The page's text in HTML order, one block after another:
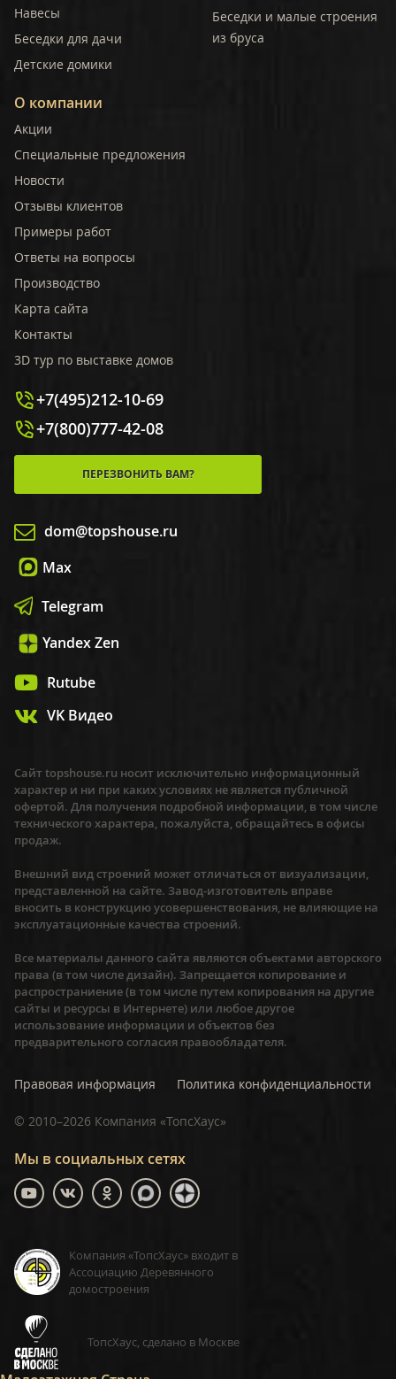
Навесы
Беседки для дачи
Детские домики
Беседки и малые строения
из бруса
О компании
Акции
Специальные предложения
Новости
Отзывы клиентов
Примеры работ
Ответы на вопросы
Производство
Карта сайта
Контакты
3D тур по выставке домов
+7(495)212-10-69
+7(800)777-42-08
ПЕРЕЗВОНИТЬ ВАМ?
dom@topshouse.ru
Max
Telegram
Yandex Zen
Rutube
VK Видео
Мы в социальных сетях
Компания «ТопсХаус» входит в
Ассоциацию Деревянного
домостроения
ТопсХаус, сделано в Москве
Сайт topshouse.ru носит исключительно информационный
характер и ни при каких условиях не является публичной
офертой. Для получения подробной информации, в том числе
технического характера, пожалуйста, обращайтесь в офисы
продаж.
Внешний вид строений может отличаться от визуализации,
представленной на сайте. Завод-изготовитель вправе
вносить в конструкцию усовершенствования, не влияющие на
эксплуатационные качества строений.
Все материалы данного сайта являются объектами авторского
права (в том числе дизайн). Запрещается копирование и
распространиение (в том числе путем копирования на другие
сайты и ресурсы в Интернете) или любое другое
использование информации и объектов без
предварительного согласия правообладателя.
Правовая информация Политика конфиденциальности
© 2010–2026 Компания «ТопсХаус»